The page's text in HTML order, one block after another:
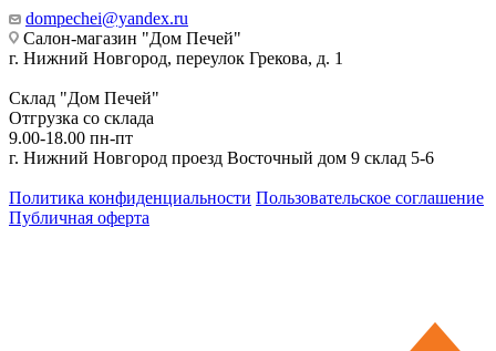
dompechei@yandex.ru
Салон-магазин "Дом Печей"
г. Нижний Новгород, переулок Грекова, д. 1
Склад "Дом Печей"
Отгрузка со склада
9.00-18.00 пн-пт
г. Нижний Новгород проезд Восточный дом 9 склад 5-6
Политика конфиденциальности Пользовательское соглашение
Публичная оферта